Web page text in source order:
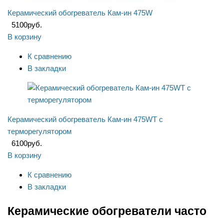
Керамический обогреватель Кам-ин 475W
5100руб.
В корзину
К сравнению
В закладки
Керамический обогреватель Кам-ин 475WT с
терморегулятором
6100руб.
В корзину
К сравнению
В закладки
Керамические обогреватели часто